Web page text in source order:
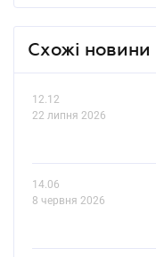
Схожі новини
12.12
22 липня 2026
14.06
8 червня 2026